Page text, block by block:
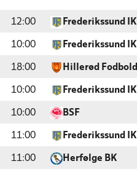
12:00 Frederikssund IK
10:00 Frederikssund IK
18:00 Hillerød Fodbold
10:00 Frederikssund IK
10:00 BSF
11:00 Frederikssund IK
11:00 Herfølge BK